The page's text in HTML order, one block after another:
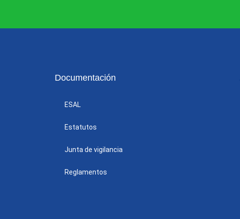
Documentación
ESAL
Estatutos
Junta de vigilancia
Reglamentos